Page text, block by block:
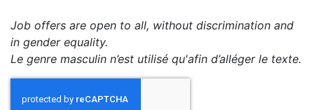
Job offers are open to all, without discrimination and
in gender equality.
Le genre masculin n’est utilisé qu'afin d’alléger le texte.